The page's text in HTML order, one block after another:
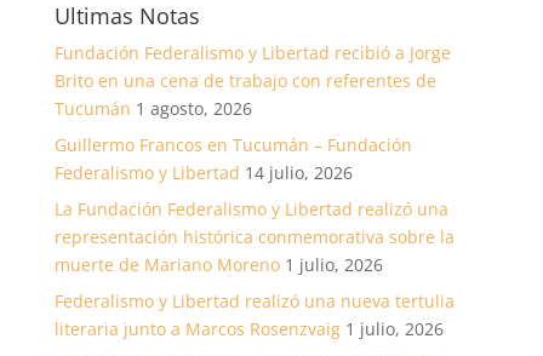
Ultimas Notas
Fundación Federalismo y Libertad recibió a Jorge
Brito en una cena de trabajo con referentes de
Tucumán 1 agosto, 2026
Guillermo Francos en Tucumán – Fundación
Federalismo y Libertad 14 julio, 2026
La Fundación Federalismo y Libertad realizó una
representación histórica conmemorativa sobre la
muerte de Mariano Moreno 1 julio, 2026
Federalismo y Libertad realizó una nueva tertulia
literaria junto a Marcos Rosenzvaig 1 julio, 2026